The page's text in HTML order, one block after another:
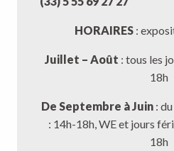
HORAIRES:
Juillet – Août : tous les
18h
De Septembre à Juin :
: 14h-18h, WE et jours
18h